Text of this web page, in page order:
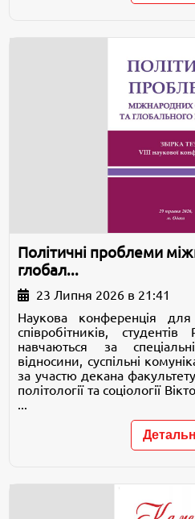
Політичні проблеми
глобал...
23 Липня 2026 в 21:41
Наукова конференція
співробітників,
навчаються за
відносини, суспільні
за участю декана
політології та соціології
...